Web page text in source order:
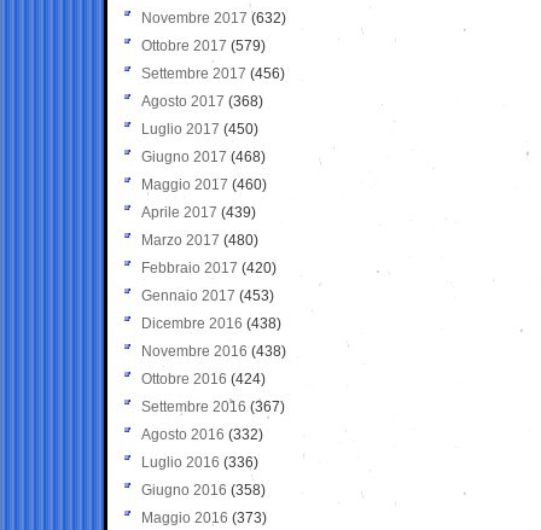
Novembre 2017 (632)
Ottobre 2017 (579)
Settembre 2017 (456)
Agosto 2017 (368)
Luglio 2017 (450)
Giugno 2017 (468)
Maggio 2017 (460)
Aprile 2017 (439)
Marzo 2017 (480)
Febbraio 2017 (420)
Gennaio 2017 (453)
Dicembre 2016 (438)
Novembre 2016 (438)
Ottobre 2016 (424)
Settembre 2016 (367)
Agosto 2016 (332)
Luglio 2016 (336)
Giugno 2016 (358)
Maggio 2016 (373)